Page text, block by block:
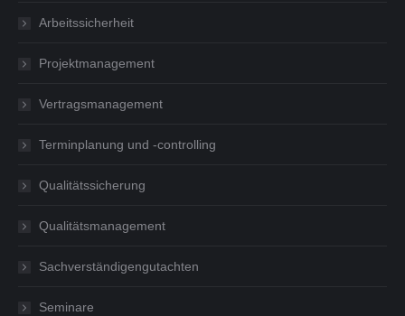
Arbeitssicherheit
Projektmanagement
Vertragsmanagement
Terminplanung und -controlling
Qualitätssicherung
Qualitätsmanagement
Sachverständigengutachten
Seminare